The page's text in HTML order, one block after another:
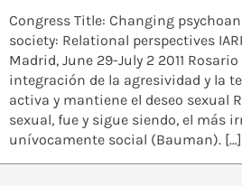
Congress Title: Changing
society: Relational perspectives
Madrid, June 29-July 2 2011
integración de la agresividad y la
activa y mantiene el deseo sexual
sexual, fue y sigue siendo, el más
unívocamente social (Bauman). […]